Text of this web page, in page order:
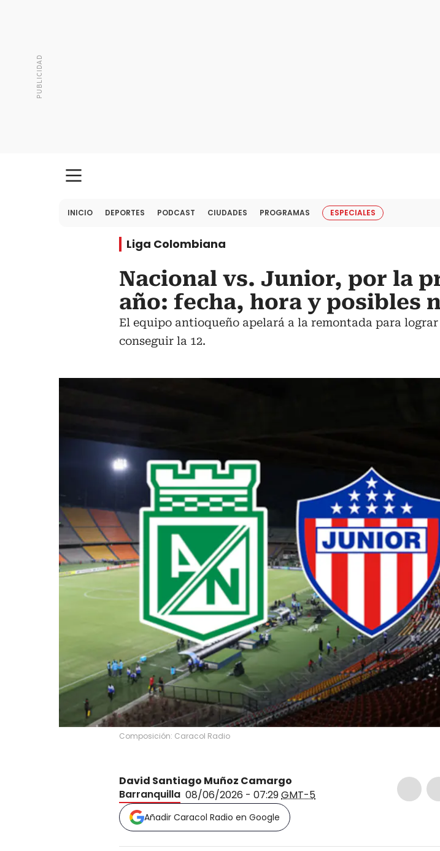
INICIO DEPORTES PODCAST CIUDADES PROGRAMAS ESPECIALES
Liga Colombiana
Nacional vs. Junior, por la
año: fecha, hora y posibles
El equipo antioqueño apelará a la remontada para
conseguir la 12.
Composición: Caracol Radio
David Santiago Muñoz Camargo
Barranquilla 08/06/2026 - 07:29GMT-5
Añadir Caracol Radio en Google